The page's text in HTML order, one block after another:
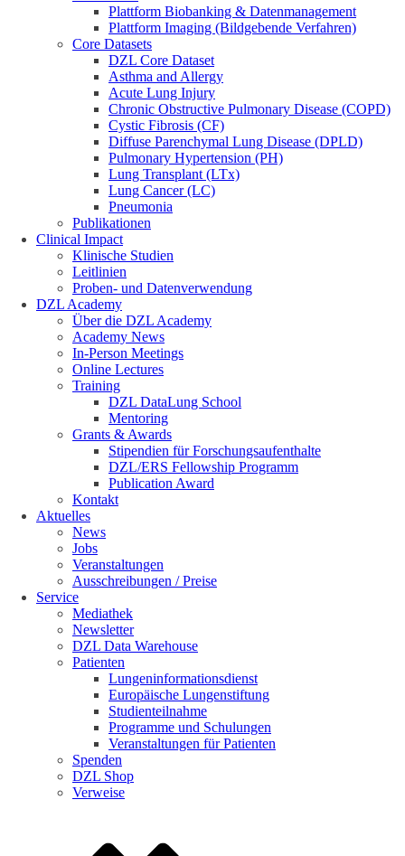
Plattform Biobanking & Datenmanagement
Plattform Imaging (Bildgebende Verfahren)
Core Datasets
DZL Core Dataset
Asthma and Allergy
Acute Lung Injury
Chronic Obstructive Pulmonary Disease (COPD)
Cystic Fibrosis (CF)
Diffuse Parenchymal Lung Disease (DPLD)
Pulmonary Hypertension (PH)
Lung Transplant (LTx)
Lung Cancer (LC)
Pneumonia
Publikationen
Clinical Impact
Klinische Studien
Leitlinien
Proben- und Datenverwendung
DZL Academy
Über die DZL Academy
Academy News
In-Person Meetings
Online Lectures
Training
DZL DataLung School
Mentoring
Grants & Awards
Stipendien für Forschungsaufenthalte
DZL/ERS Fellowship Programm
Publication Award
Kontakt
Aktuelles
News
Jobs
Veranstaltungen
Ausschreibungen / Preise
Service
Mediathek
Newsletter
DZL Data Warehouse
Patienten
Lungeninformationsdienst
Europäische Lungenstiftung
Studienteilnahme
Programme und Schulungen
Veranstaltungen für Patienten
Spenden
DZL Shop
Verweise